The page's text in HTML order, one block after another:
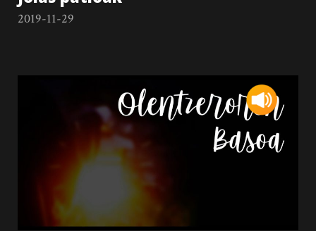
2019-11-29